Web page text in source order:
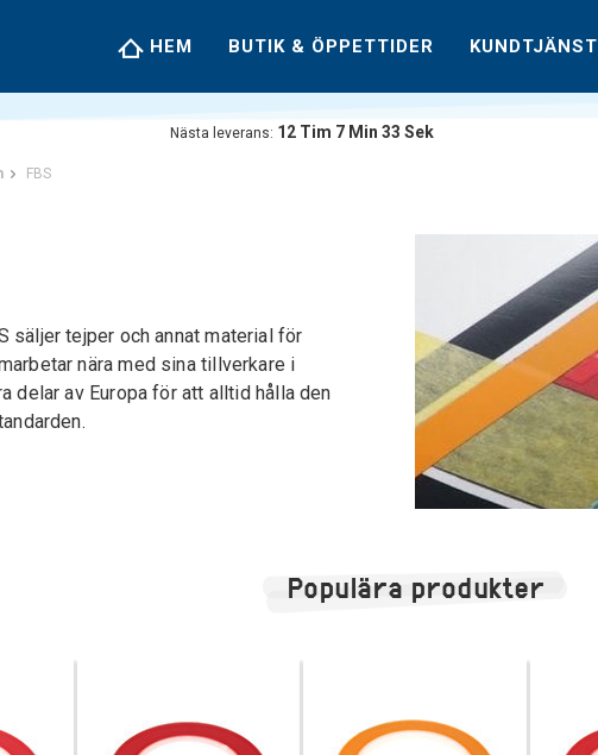
HEM BUTIK & ÖPPETTIDER KUNDTJÄNST
Nästa leverans: 12 Tim 7 Min 32 Sek
FBS
säljer tejper och annat material för
nära med sina tillverkare i
delar av Europa för att alltid hålla den
Populära produkter